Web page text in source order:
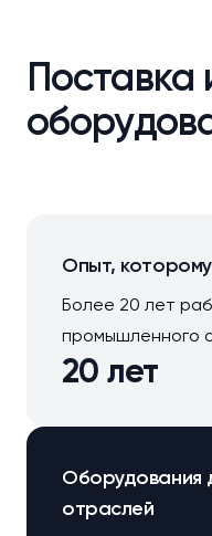
Поставка
20 лет
Опыт,
Более 20 лет
промышленного
Оборудования
отраслей